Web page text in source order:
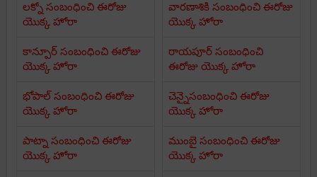
లక్నో సంబంధించి ఈరోజు
యొక్క హోరా
కాన్పూర్ సంబంధించి ఈరోజు
యొక్క హోరా
భోపాల్ సంబంధించి ఈరోజు
యొక్క హోరా
పాట్నా సంబంధించి ఈరోజు
యొక్క హోరా
వారణాశికి సంబంధించి ఈరోజు
యొక్క హోరా
రాయపూర్ సంబంధించి
ఈరోజు యొక్క హోరా
చెన్నైసంబంధించి ఈరోజు
యొక్క హోరా
ముంబై సంబంధించి ఈరోజు
యొక్క హోరా